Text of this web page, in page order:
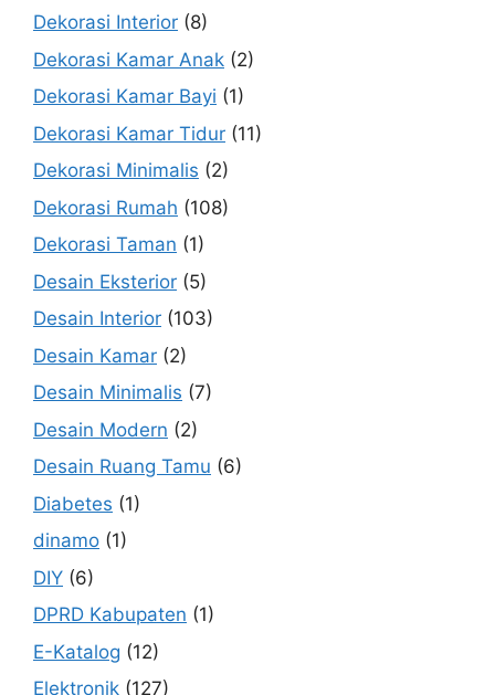
Dekorasi Interior (8)
Dekorasi Kamar Anak (2)
Dekorasi Kamar Bayi (1)
Dekorasi Kamar Tidur (11)
Dekorasi Minimalis (2)
Dekorasi Rumah (108)
Dekorasi Taman (1)
Desain Eksterior (5)
Desain Interior (103)
Desain Kamar (2)
Desain Minimalis (7)
Desain Modern (2)
Desain Ruang Tamu (6)
Diabetes (1)
dinamo (1)
DIY (6)
DPRD Kabupaten (1)
E-Katalog (12)
Elektronik (127)